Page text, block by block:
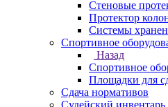
Стеновые
Протектор
Системы
Спортивное
Назад
Спортивное
Площадки для
Сдача нормативов
Судейский инвентарь